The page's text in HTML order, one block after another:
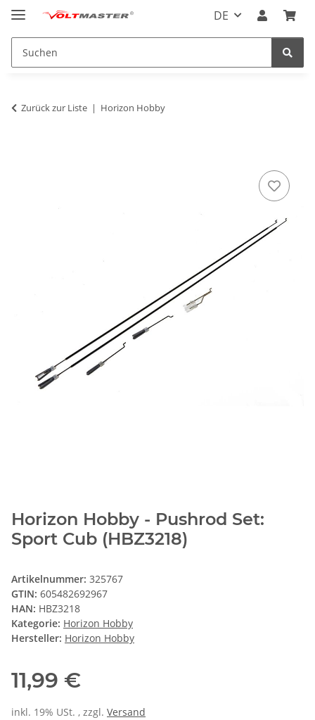
DE
Zurück zur Liste Horizon Hobby
Horizon Hobby - Pushrod Set:
Sport Cub (HBZ3218)
Artikelnummer: 325767
GTIN: 605482692967
HAN: HBZ3218
Kategorie: Horizon Hobby
Hersteller: Horizon Hobby
11,99 €
inkl. 19% USt. , zzgl. Versand